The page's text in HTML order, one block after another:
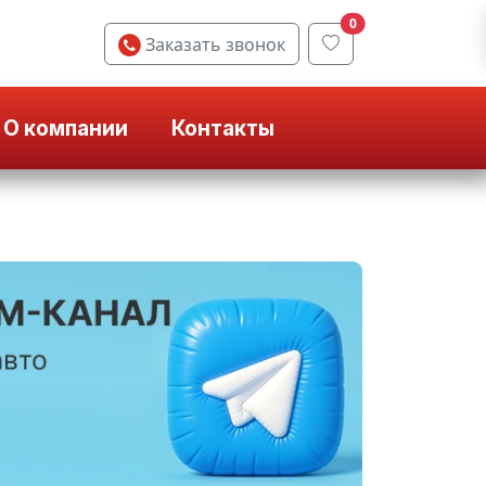
Заказать звонок
0
О компании Контакты